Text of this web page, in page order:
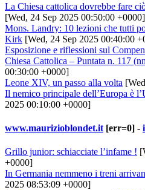
La Chiesa cattolica dovrebbe fare
[Wed, 24 Sep 2025 00:50:00 +0000]
Mons. Landry: 10 lezioni che tutti
Kirk [Wed, 24 Sep 2025 00:40:00
Esposizione e riflessioni sul
Chiesa Cattolica – Puntata n. 117
00:30:00 +0000]
Leone XIV, un passo alla volta
Il nemico principale dell’Europa è
2025 00:10:00 +0000]
www.maurizioblondet.it [err=0] -
Grillo junior: schiacciate l’infame !
+0000]
In Germania nemmeno i treni
2025 08:53:09 +0000]